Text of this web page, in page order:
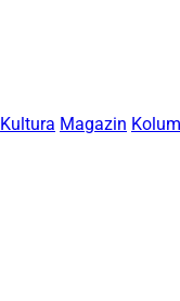
Kultura Magazin